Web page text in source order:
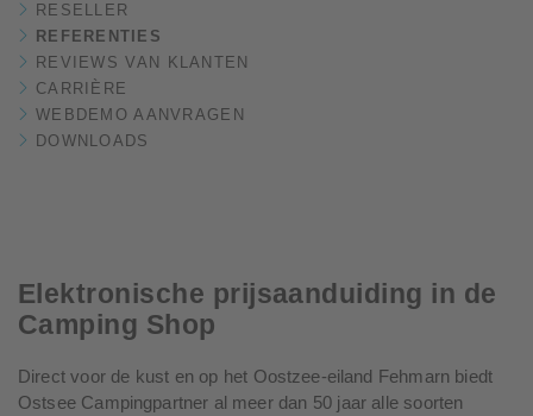
RESELLER
REFERENTIES
REVIEWS VAN KLANTEN
CARRIÈRE
WEBDEMO AANVRAGEN
DOWNLOADS
Elektronische prijsaanduiding in de
Camping Shop
Direct voor de kust en op het Oostzee-eiland Fehmarn biedt
Ostsee Campingpartner al meer dan 50 jaar alle soorten